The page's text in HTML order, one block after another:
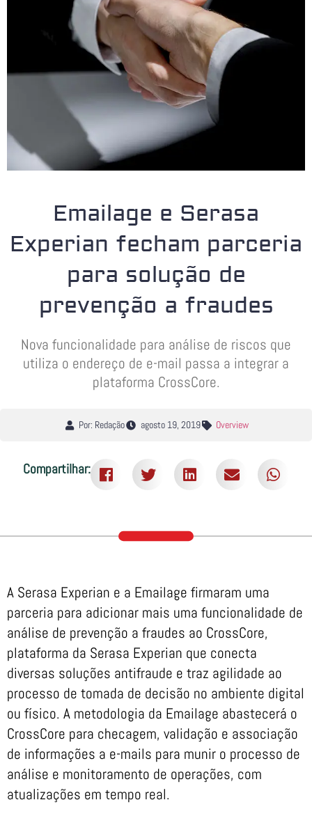
Emailage e Serasa
Experian fecham parceria
para solução de
prevenção a fraudes
Nova funcionalidade para análise de riscos que
utiliza o endereço de e-mail passa a integrar a
plataforma CrossCore.
Por: Redação agosto 19, 2019 Overview
Compartilhar:
A Serasa Experian e a Emailage firmaram uma
parceria para adicionar mais uma funcionalidade de
análise de prevenção a fraudes ao CrossCore,
plataforma da Serasa Experian que conecta
diversas soluções antifraude e traz agilidade ao
processo de tomada de decisão no ambiente digital
ou físico. A metodologia da Emailage abastecerá o
CrossCore para checagem, validação e associação
de informações a e-mails para munir o processo de
análise e monitoramento de operações, com
atualizações em tempo real.